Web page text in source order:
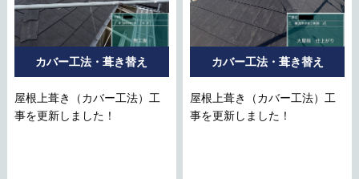
カバー工法・葺き替え
屋根上葺き（カバー工法）工
事を更新しました！
カバー工法・葺き替え
屋根上葺き（カバー工法）工
事を更新しました！